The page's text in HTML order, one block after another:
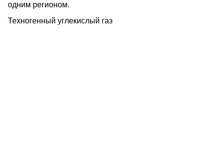
одним регионом.
Техногенный углекислый газ